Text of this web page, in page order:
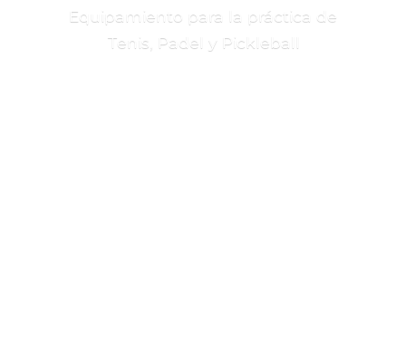
Equipamiento para la práctica de
Tenis, Padel
y Pickleball